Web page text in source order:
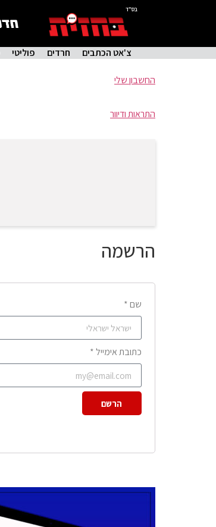
בס"ד
צ'אט הכתבים חרדים פוליטי
החשבון שלי
התראות ודיוור
הרשמה
שם *
כתובת אימייל *
הרשם